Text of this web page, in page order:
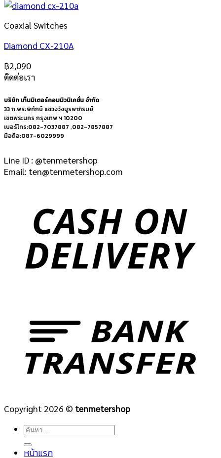
Coaxial Switches
Diamond CX-210A
฿2,090
ติดต่อเรา
บริษัท เท็นมิเตอร์คอมมิวนิเคชั่น จำกัด
33 ถ.พระพิทักษ์ แขวงวังบูรพาภิรมย์
เขตพระนคร กรุงเทพ ฯ 10200
เบอร์โทร:082-7037887 ,082-7857887
มือถือ:087-6029999
Line ID : @tenmetershop
Email: ten@tenmetershop.com
Copyright 2026 © tenmetershop
ค้นหา:
หน้าแรก